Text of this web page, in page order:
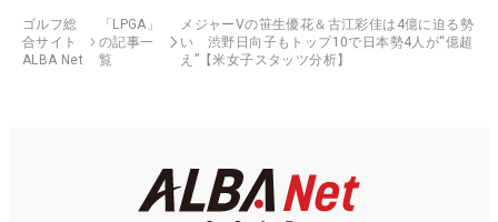
ゴルフ総
合サイト
ALBA Net
「LPGA」
の記事一
覧
メジャーVの笹生優花＆古江彩佳は4億に迫る勢
い 渋野日向子もトップ10で日本勢4人が“億超
え”【米女子スタッツ分析】